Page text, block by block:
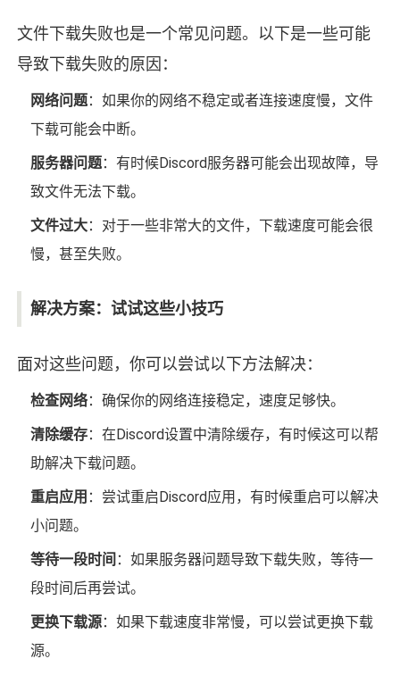
文件下载失败也是一个常见问题。以下是一些可能
导致下载失败的原因：
网络问题：如果你的网络不稳定或者连接速度慢，文件
下载可能会中断。
服务器问题：有时候Discord服务器可能会出现故障，导
致文件无法下载。
文件过大：对于一些非常大的文件，下载速度可能会很
慢，甚至失败。
解决方案：试试这些小技巧
面对这些问题，你可以尝试以下方法解决：
检查网络：确保你的网络连接稳定，速度足够快。
清除缓存：在Discord设置中清除缓存，有时候这可以帮
助解决下载问题。
重启应用 ：尝试重启Discord应用，有时候重启可以解决
小问题。
等待一段时间 ：如果服务器问题导致下载失败，等待一
段时间后再尝试。
更换下载源：如果下载速度非常慢，可以尝试更换下载
源。